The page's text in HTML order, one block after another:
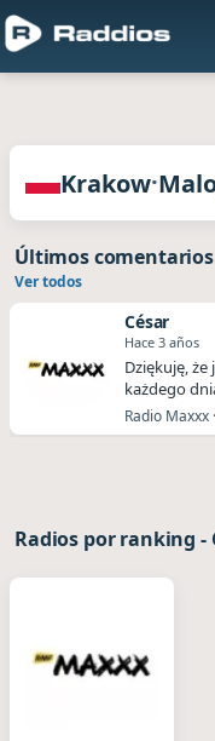
Radios de Krakow
Krakow·
Últimos comentarios
Ver todos
César
Hace 3 años
Dziękuję,
każdego
Radio Maxxx
Radios por ranking -